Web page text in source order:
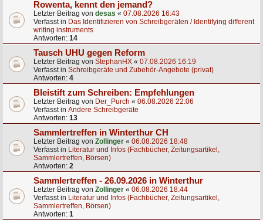
Rowenta, kennt den jemand?
Letzter Beitrag von desas « 07.08.2026 16:43
Verfasst in Das Identifizieren von Schreibgeräten / Identifying different
writing instruments
Antworten: 14
Tausch UHU gegen Reform
Letzter Beitrag von StephanHX « 07.08.2026 16:19
Verfasst in Schreibgeräte und Zubehör-Angebote (privat)
Antworten: 4
Bleistift zum Schreiben: Empfehlungen
Letzter Beitrag von Der_Purch « 06.08.2026 22:06
Verfasst in Andere Schreibgeräte
Antworten: 13
Sammlertreffen in Winterthur CH
Letzter Beitrag von Zollinger « 06.08.2026 18:48
Verfasst in Literatur und Infos (Fachbücher, Zeitungsartikel,
Sammlertreffen, Börsen)
Antworten: 2
Sammlertreffen - 26.09.2026 in Winterthur
Letzter Beitrag von Zollinger « 06.08.2026 18:44
Verfasst in Literatur und Infos (Fachbücher, Zeitungsartikel,
Sammlertreffen, Börsen)
Antworten: 1